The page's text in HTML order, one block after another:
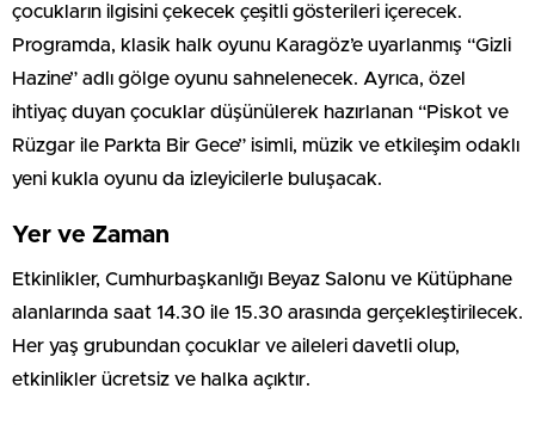
çocukların ilgisini çekecek çeşitli gösterileri içerecek.
Programda, klasik halk oyunu Karagöz’e uyarlanmış “Gizli
Hazine” adlı gölge oyunu sahnelenecek. Ayrıca, özel
ihtiyaç duyan çocuklar düşünülerek hazırlanan “Piskot ve
Rüzgar ile Parkta Bir Gece” isimli, müzik ve etkileşim odaklı
yeni kukla oyunu da izleyicilerle buluşacak.
Yer ve Zaman
Etkinlikler, Cumhurbaşkanlığı Beyaz Salonu ve Kütüphane
alanlarında saat 14.30 ile 15.30 arasında gerçekleştirilecek.
Her yaş grubundan çocuklar ve aileleri davetli olup,
etkinlikler ücretsiz ve halka açıktır.